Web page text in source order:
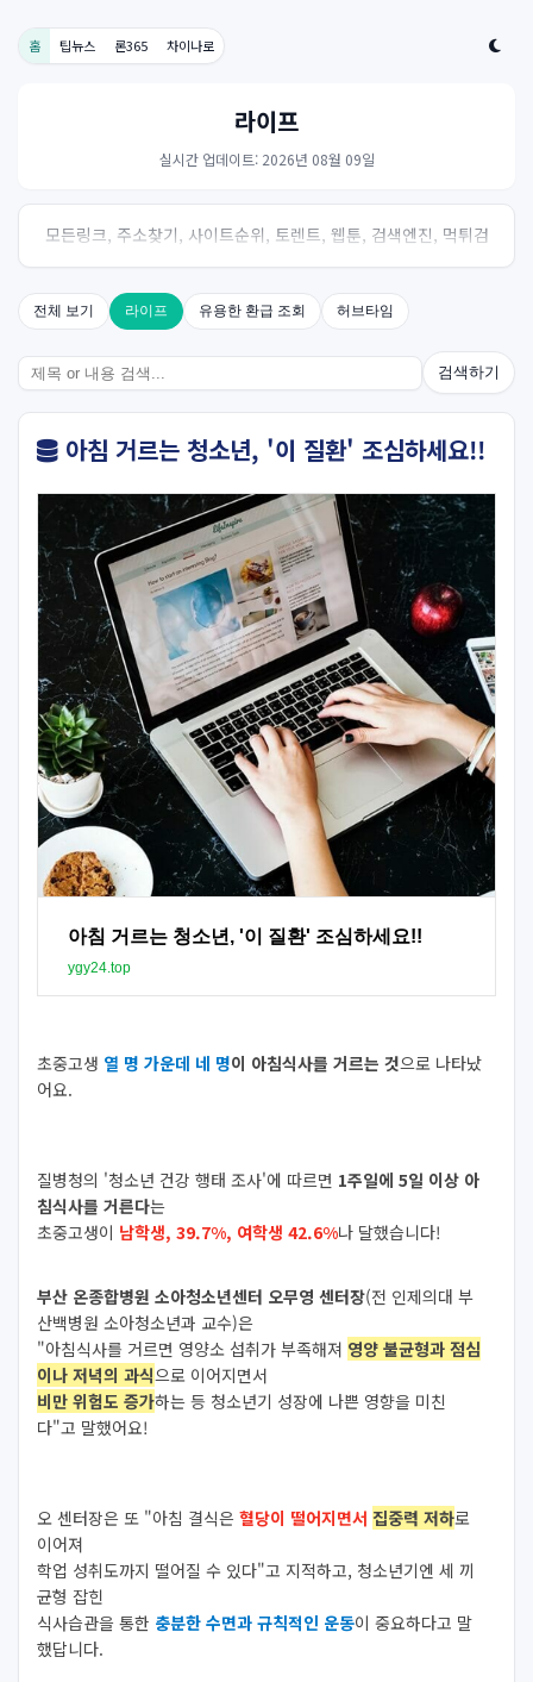
홈 팁뉴스 론365 차이나로
라이프
실시간 업데이트: 2026년 08월 09일
모든링크, 주소찾기, 사이트순위, 토렌트, 웹툰, 검색엔진, 먹튀검
증, 스포츠, 드라마, 커뮤니티 링크사이트! 여기여
전체 보기 라이프 유용한 환급 조회 허브타임
검색하기
아침 거르는 청소년, '이 질환' 조심하세요!!
아침 거르는 청소년, '이 질환' 조심하세요!!
ygy24.top
초중고생 열 명 가운데 네 명이 아침식사를 거르는 것으로 나타났
어요.
질병청의 '청소년 건강 행태 조사'에 따르면 1주일에 5일 이상 아
침식사를 거른다는
초중고생이 남학생, 39.7%, 여학생 42.6%나 달했습니다!
부산 온종합병원 소아청소년센터 오무영 센터장(전 인제의대 부
산백병원 소아청소년과 교수)은
"아침식사를 거르면 영양소 섭취가 부족해져 영양 불균형과 점심
이나 저녁의 과식으로 이어지면서
비만 위험도 증가하는 등 청소년기 성장에 나쁜 영향을 미친
다"고 말했어요!
오 센터장은 또 "아침 결식은 혈당이 떨어지면서 집중력 저하로
이어져
학업 성취도까지 떨어질 수 있다"고 지적하고, 청소년기엔 세 끼
균형 잡힌
식사습관을 통한 충분한 수면과 규칙적인 운동이 중요하다고 말
했답니다.